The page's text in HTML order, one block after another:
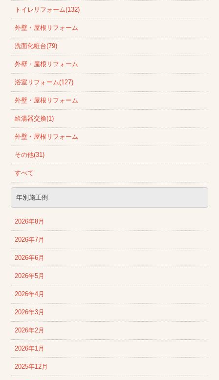
トイレリフォーム(132)
外壁・屋根リフォーム
洗面化粧台(79)
外壁・屋根リフォーム
浴室リフォーム(127)
外壁・屋根リフォーム
給湯器交換(1)
外壁・屋根リフォーム
その他(31)
すべて
年別施工例
2026年8月
2026年7月
2026年6月
2026年5月
2026年4月
2026年3月
2026年2月
2026年1月
2025年12月